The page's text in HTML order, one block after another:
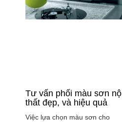
Tư vấn phối màu sơn
thất đẹp, và hiệu quả
Việc lựa chọn màu sơn cho